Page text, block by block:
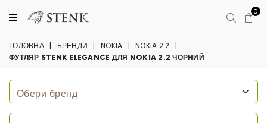
0
ГОЛОВНА | БРЕНДИ | NOKIA | NOKIA 2.2
|
ФУТЛЯР STENK ELEGANCE ДЛЯ NOKIA 2.2 ЧОРНИЙ